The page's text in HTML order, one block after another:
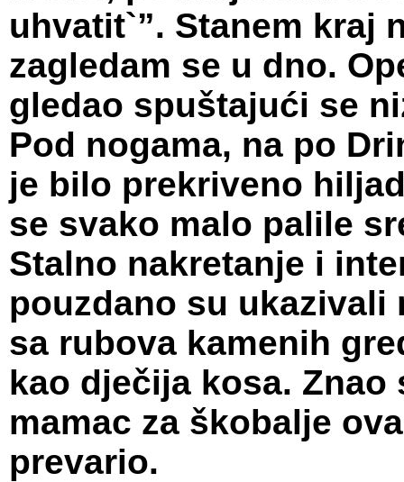
uhvatit`”. Stanem kraj
zagledam se u dno.
gledao spuštajući se
Pod nogama, na po
je bilo prekriveno
se svako malo palile
Stalno nakretanje i
pouzdano su
sa rubova kamenih
kao dječija kosa.
mamac za škobalje
prevario.